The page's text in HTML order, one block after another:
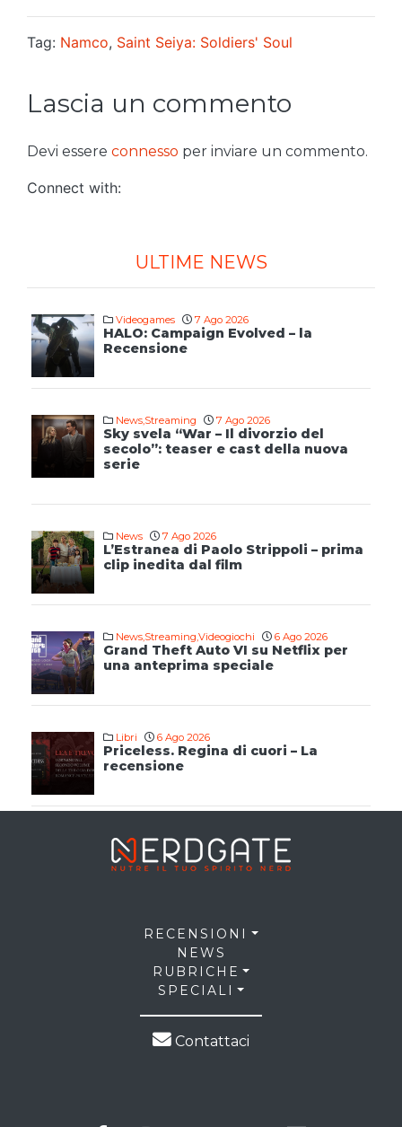
Tag: Namco, Saint Seiya: Soldiers' Soul
Lascia un commento
Devi essere connesso per inviare un commento.
Connect with:
ULTIME NEWS
Videogames 7 Ago 2026
HALO: Campaign Evolved – la
Recensione
News,Streaming 7 Ago 2026
Sky svela “War – Il divorzio del
secolo”: teaser e cast della nuova
serie
News 7 Ago 2026
L’Estranea di Paolo Strippoli – prima
clip inedita dal film
News,Streaming,Videogiochi 6 Ago 2026
Grand Theft Auto VI su Netflix per
una anteprima speciale
Libri 6 Ago 2026
Priceless. Regina di cuori – La
recensione
RECENSIONI
NEWS
RUBRICHE
SPECIALI
Contattaci